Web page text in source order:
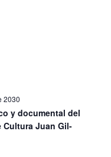
2030
y documental del
Juan Gil-